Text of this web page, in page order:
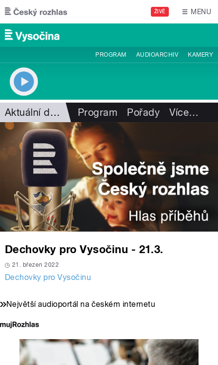
Přejít k hlavnímu obsahu
ŽIVĚ MENU
PROGRAM AUDIOARCHIV KAMERY
Aktuální dění Program Pořady Více…
Dechovky pro Vysočinu - 21.3.
21. březen 2022
Dechovky pro Vysočinu
Největší audioportál na českém internetu